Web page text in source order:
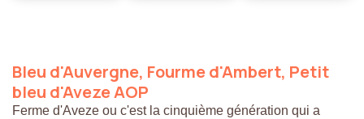
Bleu d'Auvergne, Fourmed'Ambert, Petit
bleu d'AvezeAOP
Ferme d'Aveze ou c'est la cinquième génération qui a